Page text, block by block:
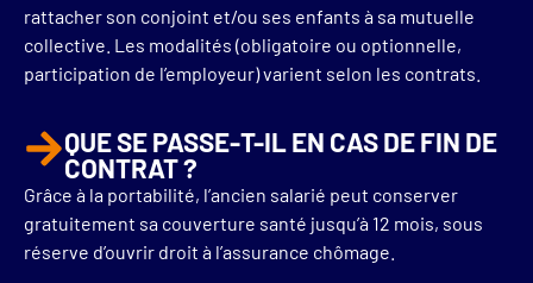
rattacher son conjoint et/ou ses enfants à sa mutuelle
collective. Les modalités (obligatoire ou optionnelle,
participation de l’employeur) varient selon les contrats.
QUE SE PASSE-T-IL EN CAS DE FIN DE
CONTRAT ?
Grâce à la portabilité, l’ancien salarié peut conserver
gratuitement sa couverture santé jusqu’à 12 mois, sous
réserve d’ouvrir droit à l’assurance chômage.